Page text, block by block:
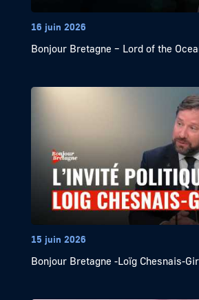
16 juin 2026
Bonjour Bretagne – Lord of the
15 juin 2026
Bonjour Bretagne -Loïg Chesnais-